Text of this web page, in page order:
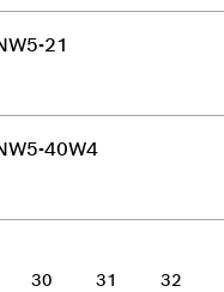
21
40W4
30 31 32